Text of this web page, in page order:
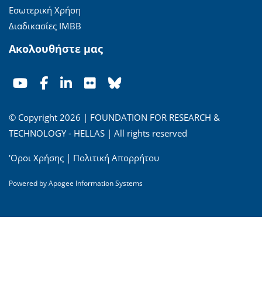
Εσωτερική Χρήση
Διαδικασίες ΙΜΒΒ
Ακολουθήστε μας
© Copyright 2026 | FOUNDATION FOR RESEARCH &
TECHNOLOGY - HELLAS | All rights reserved
'Οροι Χρήσης | Πολιτική Απορρήτου
Powered byApogee Information Systems